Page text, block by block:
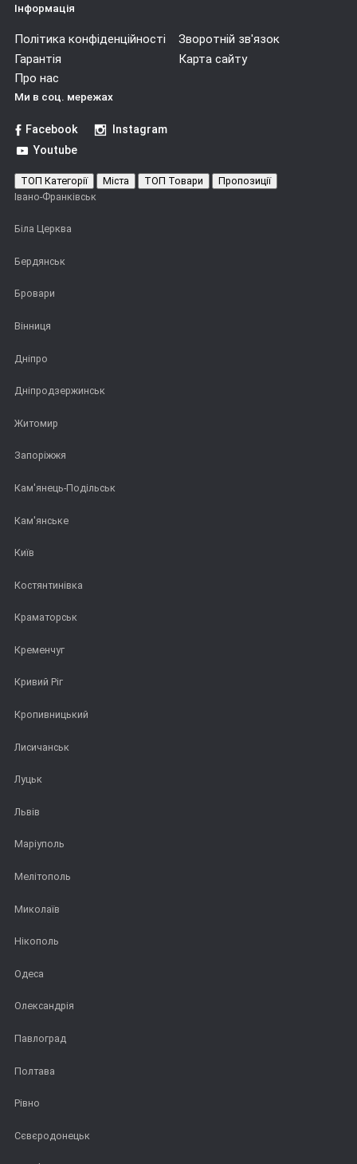
Інформація
Політика конфіденційності
Зворотній зв'язок
Гарантія
Карта сайту
Про нас
Ми в соц. мережах
Facebook
Instagram
Youtube
ТОП Категорії Міста ТОП Товари
Пропозиції
Івано-Франківськ
Біла Церква
Бердянськ
Бровари
Вінниця
Дніпро
Дніпродзержинськ
Житомир
Запоріжжя
Кам'янець-Подільськ
Кам'янське
Київ
Костянтинівка
Краматорськ
Кременчуг
Кривий Ріг
Кропивницький
Лисичанськ
Луцьк
Львів
Маріуполь
Мелітополь
Миколаїв
Нікополь
Одеса
Олександрія
Павлоград
Полтава
Рівно
Сєвєродонецьк